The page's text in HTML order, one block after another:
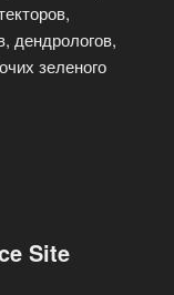
дендрологов,
зеленого
Site